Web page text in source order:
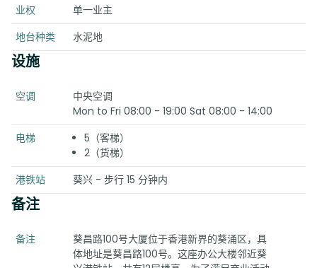
业权
单一业主
地台种类
水泥地
设施
空调
中央空调
Mon to Fri 08:00 - 19:00 Sat 08:00 - 14:00
电梯
5（客梯）
2（货梯）
港铁站
葵兴 - 步行 15 分钟内
备注
备注
葵昌路100号大厦位于香港新界的葵涌区，具
体地址是葵昌路100号。这座办公大楼邻近葵